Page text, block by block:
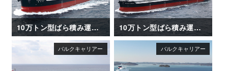
10万トン型ばら積み運搬船「KAGAWA MARU」竣工 10万トン型ばら積み運搬船「BRILLIANT MERCURY」竣工